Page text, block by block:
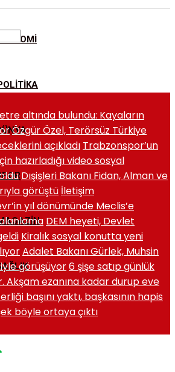
altında bulundu: Kayaların
Özgür Özel, Terörsüz Türkiye
açıkladı Trabzonspor’un
hazırladığı video sosyal
Dışişleri Bakanı Fidan, Alman ve
görüştü İletişim
yıl dönümünde Meclis’e
DEM heyeti, Devlet
Kiralık sosyal konutta yeni
Adalet Bakanı Gürlek, Muhsin
görüşüyor6 şişe satıp günlük
Akşam ezanına kadar durup eve
başını yaktı, başkasının hapis
böyle ortaya çıktı